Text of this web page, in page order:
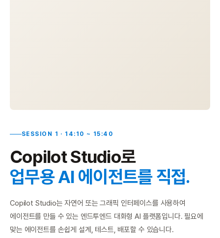
SESSION 1 · 14:10 ~ 15:40
Copilot Studio로
업무용 AI 에이전트를 직접.
Copilot Studio는 자연어 또는 그래픽 인터페이스를 사용하여
에이전트를 만들 수 있는 엔드투엔드 대화형 AI 플랫폼입니다. 필요에
맞는 에이전트를 손쉽게 설계, 테스트, 배포할 수 있습니다.